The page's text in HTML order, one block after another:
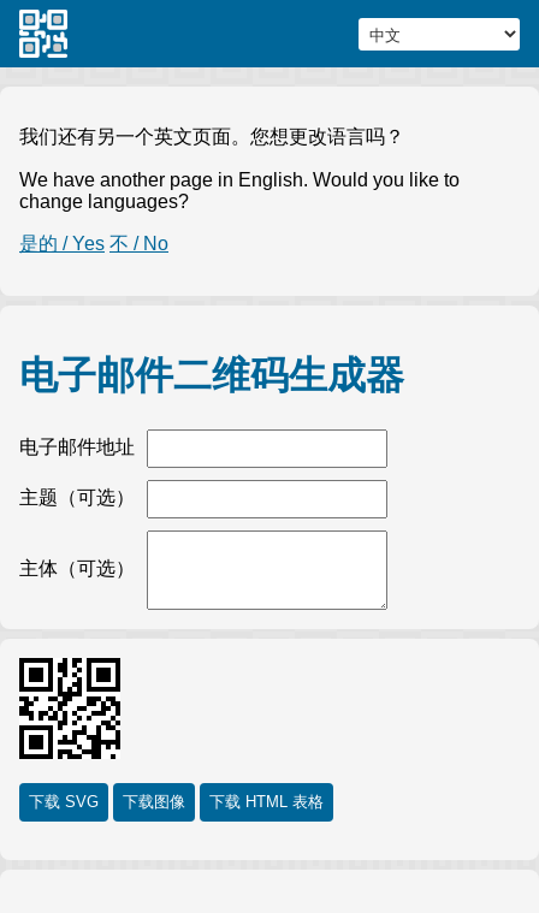
我们还有另一个英文页面。您想更改语言吗？
We have another page in English. Would you like to
change languages?
是的 / Yes 不 / No
电子邮件二维码生成器
电子邮件地址
主题（可选）
主体（可选）
下载 SVG 下载图像 下载 HTML 表格